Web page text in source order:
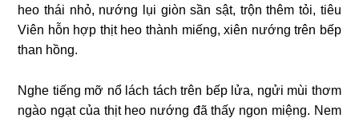
heo thái nhỏ, nướng lụi giòn sần sật, trộn thêm tỏi, tiêu
Viên hỗn hợp thịt heo thành miếng, xiên nướng trên bếp
than hồng.
Nghe tiếng mỡ nổ lách tách trên bếp lửa, ngửi mùi thơm
ngào ngạt của thịt heo nướng đã thấy ngon miệng. Nem